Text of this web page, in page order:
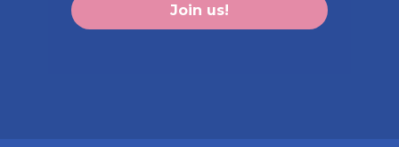
Join us!